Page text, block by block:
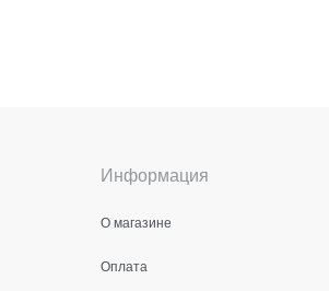
Информация
О магазине
Оплата